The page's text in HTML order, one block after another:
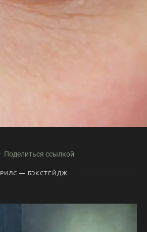
Поделиться ссылкой
РИЛС — БЭКСТЕЙДЖ